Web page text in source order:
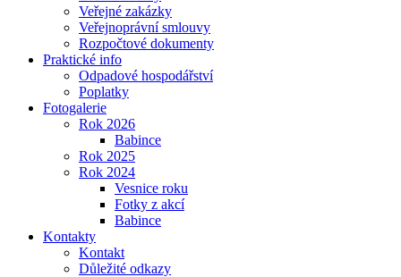
Veřejné zakázky
Veřejnoprávní smlouvy
Rozpočtové dokumenty
Praktické info
Odpadové hospodářství
Poplatky
Fotogalerie
Rok 2026
Babince
Rok 2025
Rok 2024
Vesnice roku
Fotky z akcí
Babince
Kontakty
Kontakt
Důležité odkazy